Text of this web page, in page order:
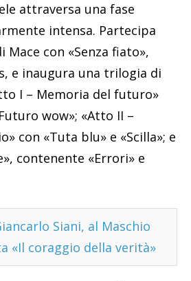
attraversa una fase
intensa. Partecipa
Mace con «Senza fiato»,
e inaugura una trilogia di
I – Memoria del futuro»
wow»; «Atto II –
con «Tuta blu» e «Scilla»; e
contenente «Errori» e
Siani, al Maschio
«Il coraggio della verità»